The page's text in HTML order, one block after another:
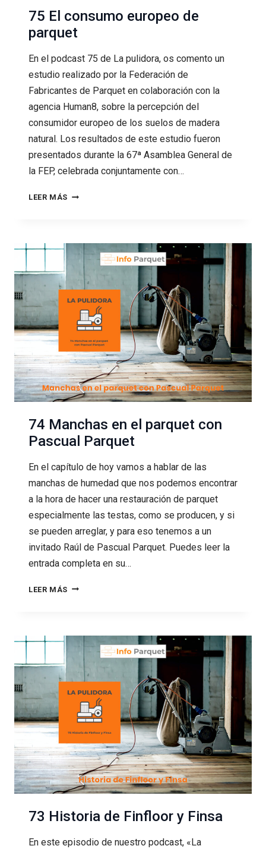
75 El consumo europeo de
parquet
En el podcast 75 de La pulidora, os comento un
estudio realizado por la Federación de
Fabricantes de Parquet en colaboración con la
agencia Human8, sobre la percepción del
consumidor europeo de los suelos de madera
natural. Los resultados de este estudio fueron
presentados durante la 67ª Asamblea General de
la FEP, celebrada conjuntamente con…
LEER MÁS 75
EUROPEO
74 Manchas en el parquet con
Pascual Parquet
En el capítulo de hoy vamos a hablar de las
manchas de humedad que nos podemos encontrar
a la hora de hacer una restauración de parquet
especialmente las testas, como se producen, y si
se pueden arreglar, y para eso tenemos a un
invitado Raúl de Pascual Parquet. Puedes leer la
entrada completa en su…
LEER MÁS 74
EL
PARQUET
PASCUAL
PARQUET
73 Historia de Finfloor y Finsa
En este episodio de nuestro podcast, «La